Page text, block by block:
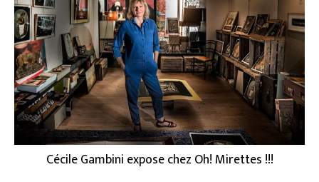
Cécile Gambini expose chez Oh! Mirettes !!!